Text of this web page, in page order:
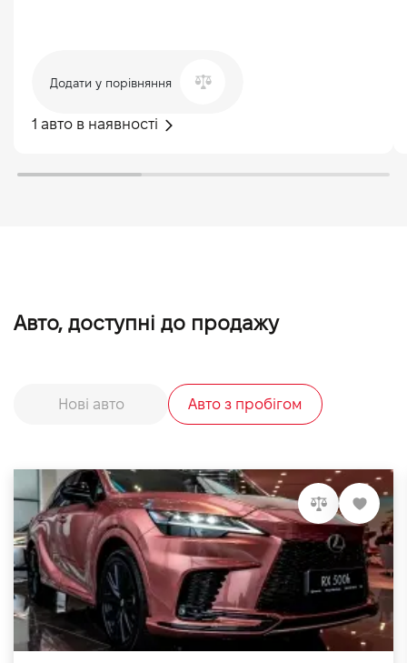
1 авто в наявності
Додати у порівняння
Авто, доступні до продажу
Нові авто Авто з пробігом